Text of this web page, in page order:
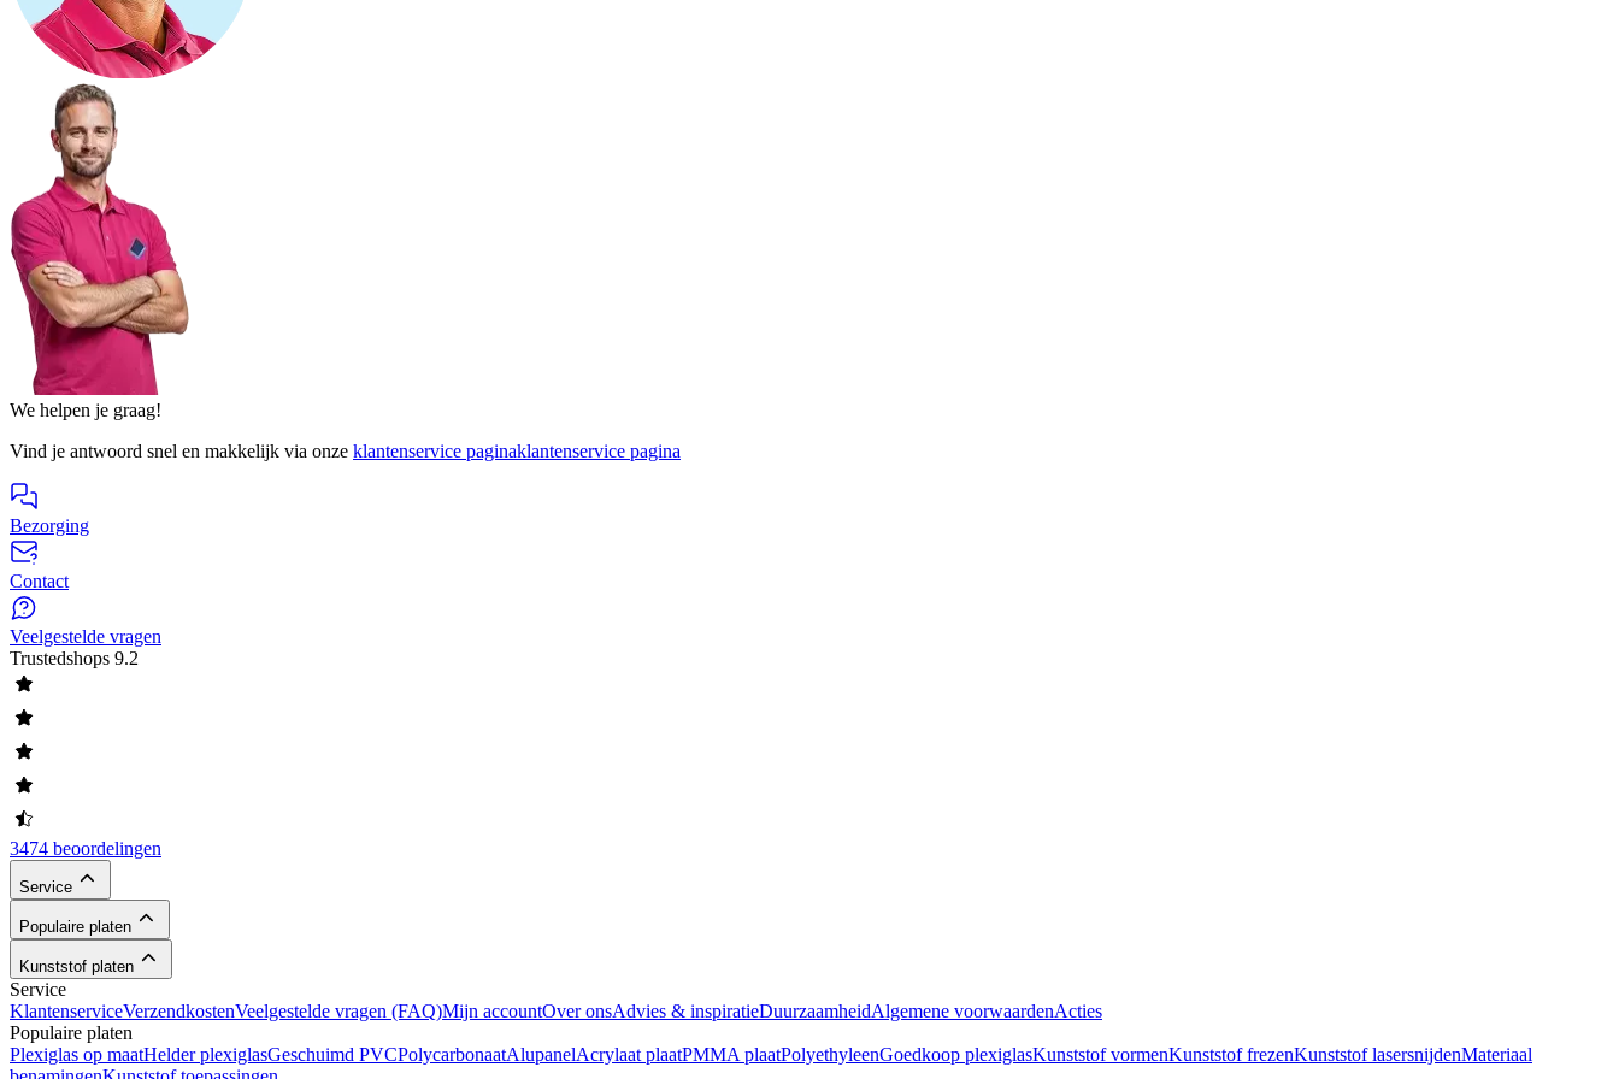
We helpen je graag!
Vind je antwoord snel en makkelijk via onze klantenservice paginaklantenservice pagina
Bezorging
Contact
Veelgestelde vragen
Trustedshops 9.2
3474 beoordelingen
Service
Populaire platen
Kunststof platen
Service
KlantenserviceVerzendkostenVeelgestelde vragen (FAQ)Mijn accountOver onsAdvies & inspiratieDuurzaamheidAlgemene voorwaardenActies
Populaire platen
Plexiglas op maatHelder plexiglasGeschuimd PVCPolycarbonaatAlupanelAcrylaat plaatPMMA plaatPolyethyleenGoedkoop plexiglasKunststof vormenKunststof frezenKunststof lasersnijdenMateriaal